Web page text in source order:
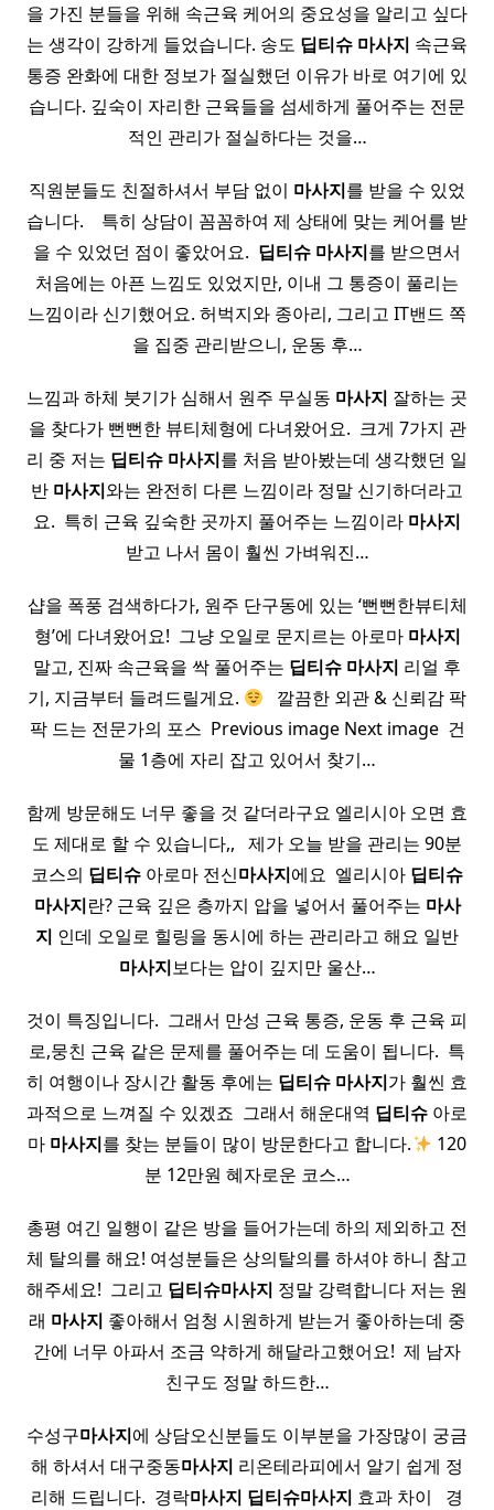
을 가진 분들을 위해 속근육 케어의 중요성을 알리고 싶다
는 생각이 강하게 들었습니다. 송도 딥티슈 마사지 속근육
통증 완화에 대한 정보가 절실했던 이유가 바로 여기에 있
습니다. 깊숙이 자리한 근육들을 섬세하게 풀어주는 전문
적인 관리가 절실하다는 것을…
직원분들도 친절하셔서 부담 없이 마사지를 받을 수 있었
습니다. ​ ​ ​ 특히 상담이 꼼꼼하여 제 상태에 맞는 케어를 받
을 수 있었던 점이 좋았어요. ​ 딥티슈 마사지를 받으면서
처음에는 아픈 느낌도 있었지만, 이내 그 통증이 풀리는
느낌이라 신기했어요. 허벅지와 종아리, 그리고 IT밴드 쪽
을 집중 관리받으니, 운동 후…
느낌과 하체 붓기가 심해서 원주 무실동 마사지 잘하는 곳
을 찾다가 뻔뻔한 뷰티체형에 다녀왔어요. ​ 크게 7가지 관
리 중 저는 딥티슈 마사지를 처음 받아봤는데 생각했던 일
반 마사지와는 완전히 다른 느낌이라 정말 신기하더라고
요. ​ 특히 근육 깊숙한 곳까지 풀어주는 느낌이라 마사지
받고 나서 몸이 훨씬 가벼워진…
샵을 폭풍 검색하다가, 원주 단구동에 있는 ‘뻔뻔한뷰티체
형’에 다녀왔어요! ​ 그냥 오일로 문지르는 아로마 마사지
말고, 진짜 속근육을 싹 풀어주는 딥티슈 마사지 리얼 후
기, 지금부터 들려드릴게요.
​ ​ 깔끔한 외관 & 신뢰감 팍
팍 드는 전문가의 포스 ​ Previous image Next image ​ 건
물 1층에 자리 잡고 있어서 찾기…
함께 방문해도 너무 좋을 것 같더라구요 엘리시아 오면 효
도 제대로 할 수 있습니다,, ​ ​ 제가 오늘 받을 관리는 90분
코스의 딥티슈 아로마 전신마사지에요 ​ 엘리시아 딥티슈
마사지란? 근육 깊은 층까지 압을 넣어서 풀어주는 마사
지 인데 오일로 힐링을 동시에 하는 관리라고 해요 일반
마사지보다는 압이 깊지만 울산…
것이 특징입니다. ​ 그래서 만성 근육 통증, 운동 후 근육 피
로,뭉친 근육 같은 문제를 풀어주는 데 도움이 됩니다. ​ 특
히 여행이나 장시간 활동 후에는 딥티슈 마사지가 훨씬 효
과적으로 느껴질 수 있겠죠 ​ 그래서 해운대역 딥티슈 아로
마 마사지를 찾는 분들이 많이 방문한다고 합니다.
120
분 12만원 혜자로운 코스…
총평 여긴 일행이 같은 방을 들어가는데 하의 제외하고 전
체 탈의를 해요! 여성분들은 상의탈의를 하셔야 하니 참고
해주세요! ​ 그리고 딥티슈마사지 정말 강력합니다 저는 원
래 마사지 좋아해서 엄청 시원하게 받는거 좋아하는데 중
간에 너무 아파서 조금 약하게 해달라고했어요! ​ 제 남자
친구도 정말 하드한…
수성구마사지에 상담오신분들도 이부분을 가장많이 궁금
해 하셔서 대구중동마사지 리온테라피에서 알기 쉽게 정
리해 드립니다. ​ 경락마사지 딥티슈마사지 효과 차이 ​ ​ 경